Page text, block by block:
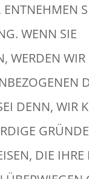
WENN SIE
WERDEN WIR
DENN, WIR
DIE IHRE